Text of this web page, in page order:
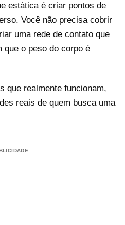
estática é criar pontos de
Você não precisa cobrir
uma rede de contato que
que o peso do corpo é
que realmente funcionam,
reais de quem busca uma